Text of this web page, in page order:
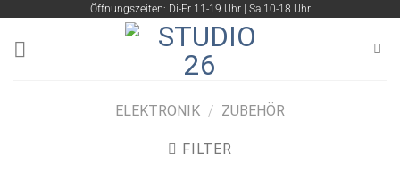
springen
Öffnungszeiten: Di-Fr 11-19 Uhr | Sa 10-18 Uhr
ELEKTRONIK / ZUBEHÖR
FILTER